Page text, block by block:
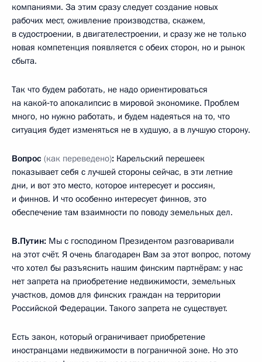
компаниями. За этим сразу следует создание новых
рабочих мест, оживление производства, скажем,
в судостроении, в двигателестроении, и сразу же не только
новая компетенция появляется с обеих сторон, но и рынок
сбыта.
Так что будем работать, не надо ориентироваться
на какой‑то апокалипсис в мировой экономике. Проблем
много, но нужно работать, и будем надеяться на то, что
ситуация будет изменяться не в худшую, а в лучшую сторону.
Вопрос (как переведено): Карельский перешеек
показывает себя с лучшей стороны сейчас, в эти летние
дни, и вот это место, которое интересует и россиян,
и финнов. И что особенно интересует финнов, это
обеспечение там взаимности по поводу земельных дел.
В.Путин: Мы с господином Президентом разговаривали
на этот счёт. Я очень благодарен Вам за этот вопрос, потому
что хотел бы разъяснить нашим финским партнёрам: у нас
нет запрета на приобретение недвижимости, земельных
участков, домов для финских граждан на территории
Российской Федерации. Такого запрета не существует.
Есть закон, который ограничивает приобретение
иностранцами недвижимости в пограничной зоне. Но это